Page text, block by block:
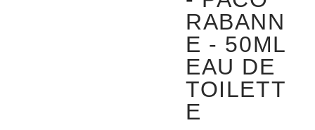
RABANN
E - 50ML
EAU DE
TOILETT
E